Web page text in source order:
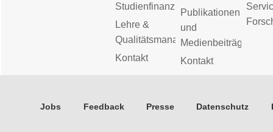
Studienfinanzierung
Lehre &
Qualitätsmanagement
Kontakt
Publikationen
und
Medienbeiträge
Kontakt
Jobs Feedback Presse Datenschutz